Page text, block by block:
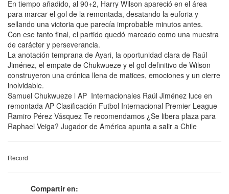
En tiempo añadido, al 90+2, Harry Wilson apareció en el área
para marcar el gol de la remontada, desatando la euforia y
sellando una victoria que parecía improbable minutos antes.
Con ese tanto final, el partido quedó marcado como una muestra
de carácter y perseverancia.
La anotación temprana de Ayari, la oportunidad clara de Raúl
Jiménez, el empate de Chukwueze y el gol definitivo de Wilson
construyeron una crónica llena de matices, emociones y un cierre
inolvidable.
Samuel Chukwueze l AP Internacionales Raúl Jiménez luce en
remontada AP Clasificación Futbol Internacional Premier League
Ramiro Pérez Vásquez Te recomendamos ¿Se libera plaza para
Raphael Veiga? Jugador de América apunta a salir a Chile
Record
Compartir en: